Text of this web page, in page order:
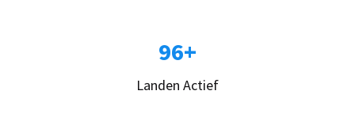
96+
Landen Actief